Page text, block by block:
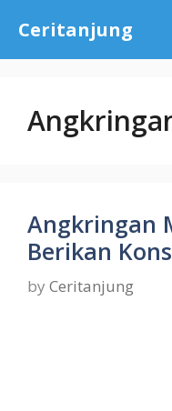
content
Ceritanjung
Angkringan
Berikan
by Ceritanjung